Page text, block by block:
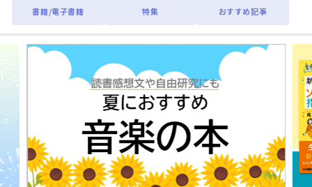
書籍/電子書籍 特集 おすすめ記事